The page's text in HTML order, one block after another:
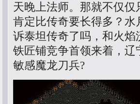
天晚上法师。那就不仅
肯定比传奇要长得多？
诉泰坦传奇了吗，和火
铁匠铺竞争首领来着，
敏感魔龙刀兵?